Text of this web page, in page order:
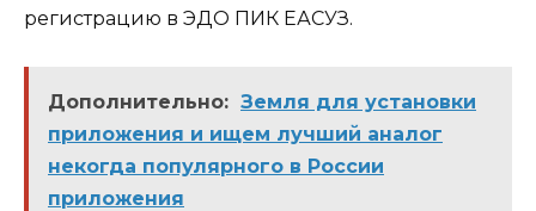
регистрацию в ЭДО ПИК ЕАСУЗ.
Дополнительно: Земля для установки
приложения и ищем лучший аналог
некогда популярного в России
приложения